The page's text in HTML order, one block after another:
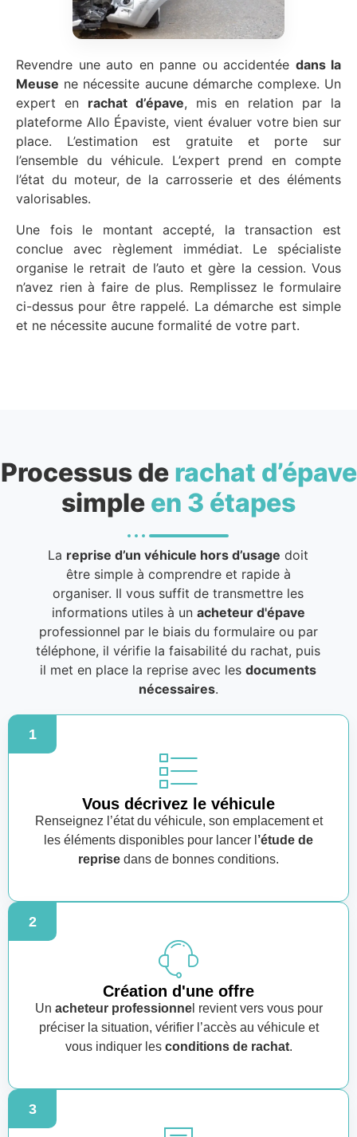
Revendre une auto en panne ou accidentée dans la
Meuse ne nécessite aucune démarche complexe. Un
expert en rachat d’épave, mis en relation par la
plateforme Allo Épaviste, vient évaluer votre bien sur
place. L’estimation est gratuite et porte sur
l’ensemble du véhicule. L’expert prend en compte
l’état du moteur, de la carrosserie et des éléments
valorisables.
Une fois le montant accepté, la transaction est
conclue avec règlement immédiat. Le spécialiste
organise le retrait de l’auto et gère la cession. Vous
n’avez rien à faire de plus. Remplissez le formulaire
ci-dessus pour être rappelé. La démarche est simple
et ne nécessite aucune formalité de votre part.
Processus de rachat d’épave
simple en 3 étapes
La reprise d’un véhicule hors d’usage doit
être simple à comprendre et rapide à
organiser. Il vous suffit de transmettre les
informations utiles à un acheteur d'épave
professionnel par le biais du formulaire ou par
téléphone, il vérifie la faisabilité du rachat, puis
il met en place la reprise avec lesdocuments
nécessaires.
1
Vous décrivez le véhicule
Renseignez l’état du véhicule, son emplacement et
les éléments disponibles pour lancer l ’étude de
reprise dans de bonnes conditions.
2
Création d'une offre
Un acheteur professionnel revient vers vous pour
préciser la situation, vérifier l’accès au véhicule et
vous indiquer les conditions de rachat.
3